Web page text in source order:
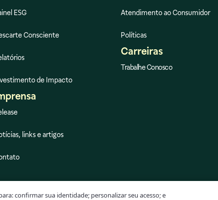
ESG
Consciente
de Impacto
links e artigos
Atendimento ao Consumidor
Políticas
Carreiras
Trabalhe Conosco
confirmar sua identidade; personalizar seu acesso; e